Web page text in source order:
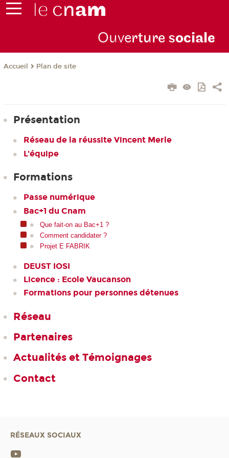
Ouverture sociale
Accueil Plan de site
Présentation
Réseau de la réussite Vincent Merle
L'équipe
Formations
Passe numérique
Bac+1 du Cnam
Que fait-on au Bac+1 ?
Comment candidater ?
Projet E FABRIK
DEUST IOSI
Licence : Ecole Vaucanson
Formations pour personnes détenues
Réseau
Partenaires
Actualités et Témoignages
Contact
RÉSEAUX SOCIAUX